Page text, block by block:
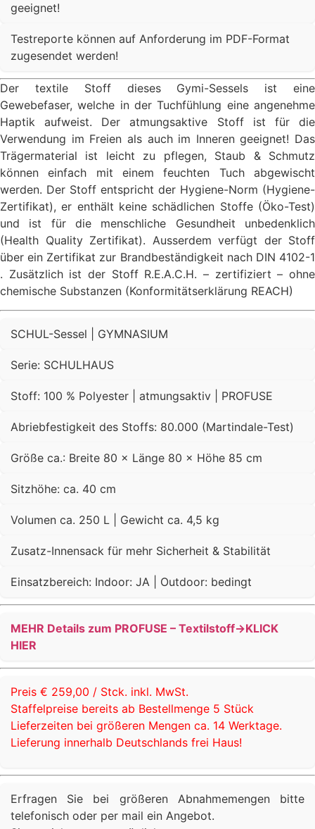
geeignet!
Testreporte können auf Anforderung im PDF-Format
zugesendet werden!
Der textile Stoff dieses Gymi-Sessels ist eine
Gewebefaser, welche in der Tuchfühlung eine angenehme
Haptik aufweist. Der atmungsaktive Stoff ist für die
Verwendung im Freien als auch im Inneren geeignet! Das
Trägermaterial ist leicht zu pflegen, Staub & Schmutz
können einfach mit einem feuchten Tuch abgewischt
werden. Der Stoff entspricht der Hygiene-Norm (Hygiene-
Zertifikat), er enthält keine schädlichen Stoffe (Öko-Test)
und ist für die menschliche Gesundheit unbedenklich
(Health Quality Zertifikat). Ausserdem verfügt der Stoff
über ein Zertifikat zur Brandbeständigkeit nach DIN 4102-1
. Zusätzlich ist der Stoff R.E.A.C.H. – zertifiziert – ohne
chemische Substanzen (Konformitätserklärung REACH)
SCHUL-Sessel | GYMNASIUM
Serie: SCHULHAUS
Stoff: 100 % Polyester | atmungsaktiv | PROFUSE
Abriebfestigkeit des Stoffs: 80.000 (Martindale-Test)
Größe ca.: Breite 80 × Länge 80 × Höhe 85 cm
Sitzhöhe: ca. 40 cm
Volumen ca. 250 L | Gewicht ca. 4,5 kg
Zusatz-Innensack für mehr Sicherheit & Stabilität
Einsatzbereich: Indoor: JA | Outdoor: bedingt
MEHR Details zum PROFUSE – Textilstoff->KLICK
HIER
Preis € 259,00 / Stck. inkl. MwSt.
Staffelpreise bereits ab Bestellmenge 5 Stück
Lieferzeiten bei größeren Mengen ca. 14 Werktage.
Lieferung innerhalb Deutschlands frei Haus!
Erfragen Sie bei größeren Abnahmemengen bitte
telefonisch oder per mail ein Angebot.